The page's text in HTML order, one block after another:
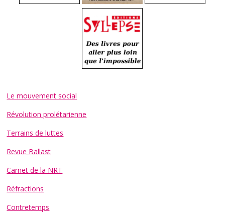
Le mouvement social
Révolution prolétarienne
Terrains de luttes
Revue Ballast
Carnet de la NRT
Réfractions
Contretemps